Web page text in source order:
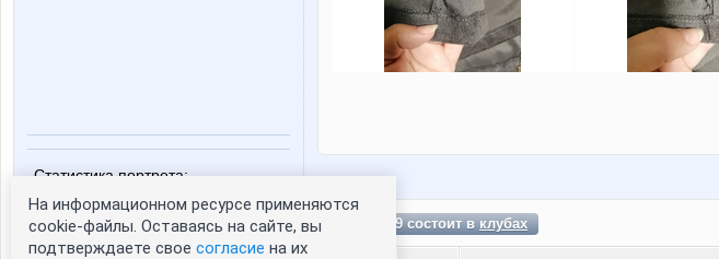
Статистика портрета:
сейчас просматривают портрет - 0
зарегистрированные пользователи
посетившие портрет за 7 дней - 0
Malina59 состоит вклубах
На информационном ресурсе применяются
cookie-файлы. Оставаясь на сайте, вы
подтверждаете свое согласие на их